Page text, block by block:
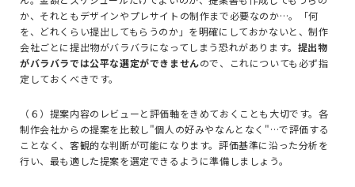
か、それともデザインやプレサイトの制作まで必要なのか…。「何
を、どれくらい提出してもらうのか」を明確にしておかないと、制作
会社ごとに提出物がバラバラになってしまう恐れがあります。 提出物
がバラバラでは公平な選定ができませんので、これについても必ず指
定しておくべきです。
（６）提案内容のレビューと評価軸をきめておくことも大切です。各
制作会社からの提案を比較し"個人の好みやなんとなく"…で評価する
ことなく、客観的な判断が可能になります。評価基準に沿った分析を
行い、最も適した提案を選定できるように準備しましょう。